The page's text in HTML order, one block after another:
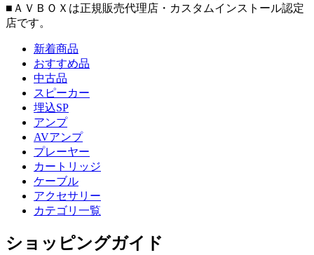
■ＡＶＢＯＸは正規販売代理店・カスタムインストール認定
店です。
新着商品
おすすめ品
中古品
スピーカー
埋込SP
アンプ
AVアンプ
プレーヤー
カートリッジ
ケーブル
アクセサリー
カテゴリ一覧
ショッピングガイド